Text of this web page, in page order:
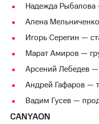
Надежда Рыбалова
Алена
Игорь Серегин —
Марат Амиров —
Арсений Лебедев
Андрей Гафаров —
Вадим Гусев —
CANYAON